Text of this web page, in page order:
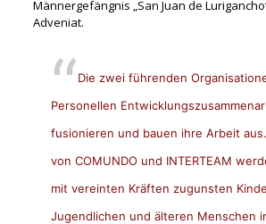
Männergefängnis „San Juan de
Adveniat.
Die zwei führenden
Personellen
fusionieren und bauen ihre Arbeit
von COMUNDO und INTERTEAM
mit vereinten Kräften zugunsten
Jugendlichen und älteren Menschen